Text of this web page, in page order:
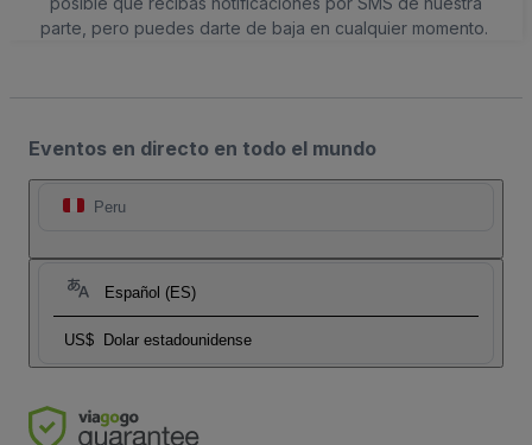
parte, pero puedes darte de baja en cualquier momento.
Eventos en directo en todo el mundo
Peru
Español (ES)
US$ Dolar estadounidense